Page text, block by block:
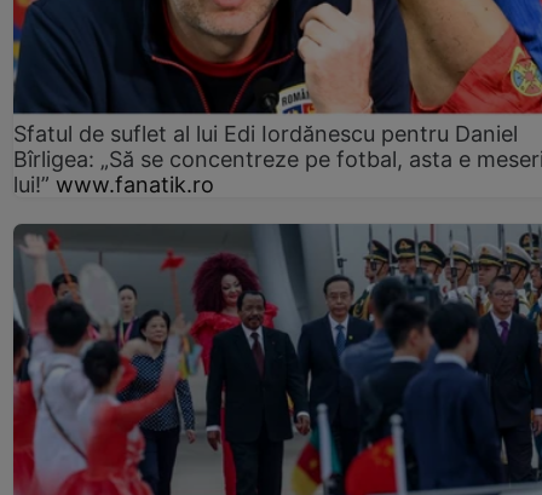
Sfatul de suflet al lui Edi Iordănescu pentru Daniel
Bîrligea: „Să se concentreze pe fotbal, asta e
lui!” www.fanatik.ro